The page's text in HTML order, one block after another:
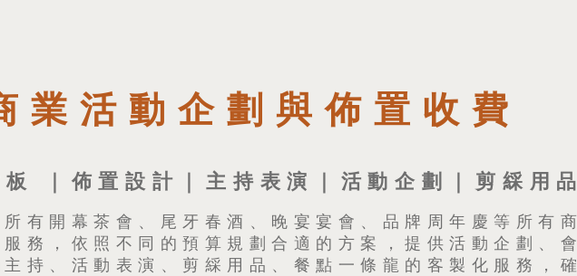
業活動企劃與佈置收費
｜佈置設計｜主持表演｜活動企劃｜剪綵用品
有開幕茶會、尾牙春酒、晚宴宴會、品牌周年慶等所有商
務，依照不同的預算規劃合適的方案，提供活動企劃、會
持、活動表演、剪綵用品、餐點一條龍的客製化服務，確